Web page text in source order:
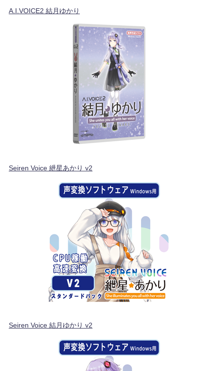
A.I.VOICE2 結月ゆかり
Seiren Voice 紲星あかり v2
Seiren Voice 結月ゆかり v2